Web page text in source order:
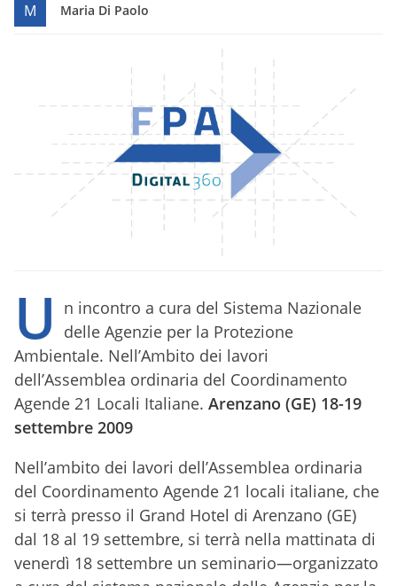
M Maria Di Paolo
U
n incontro a cura del Sistema Nazionale
delle Agenzie per la Protezione
Ambientale. Nell’Ambito dei lavori
dell’Assemblea ordinaria del Coordinamento
Agende 21 Locali Italiane. Arenzano (GE) 18-19
settembre 2009
Nell’ambito dei lavori dell’Assemblea ordinaria
del Coordinamento Agende 21 locali italiane, che
si terrà presso il Grand Hotel di Arenzano (GE)
dal 18 al 19 settembre, si terrà nella mattinata di
venerdì 18 settembre un seminario—organizzato